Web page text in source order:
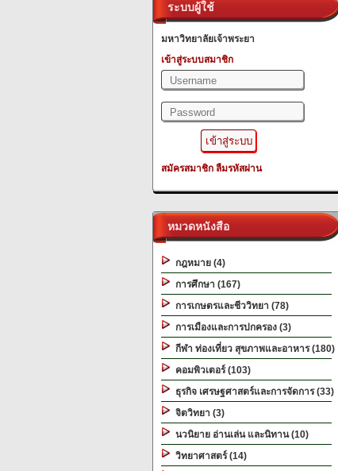
ระบบผู้ใช้
มหาวิทยาลัยเจ้าพระยา
เข้าสู่ระบบสมาชิก
สมัครสมาชิก ลืมรหัสผ่าน
หมวดหนังสือ
กฎหมาย (4)
การศึกษา (167)
การเกษตรและชีววิทยา (78)
การเมืองและการปกครอง (3)
กีฬา ท่องเที่ยว สุขภาพและอาหาร (180)
คอมพิวเตอร์ (103)
ธุรกิจ เศรษฐศาสตร์และการจัดการ (33)
จิตวิทยา (3)
นวนิยาย อ่านเล่น และนิทาน (10)
วิทยาศาสตร์ (14)